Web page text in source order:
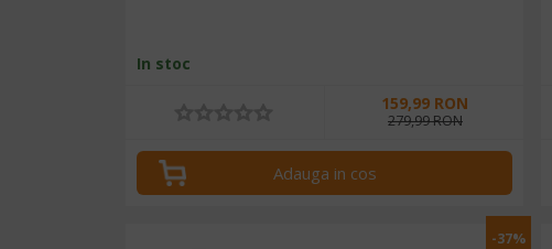
In stoc
159,99 RON
279,99 RON
Adauga in cos
-37%